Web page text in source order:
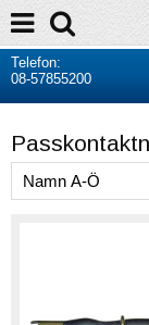
Telefon:
08-57855200